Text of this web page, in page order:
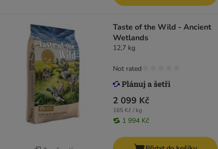
Taste of the Wild - Ancient
Wetlands
12,7 kg
2 099 Kč
165 Kč / kg
1 994 Kč
Not rated